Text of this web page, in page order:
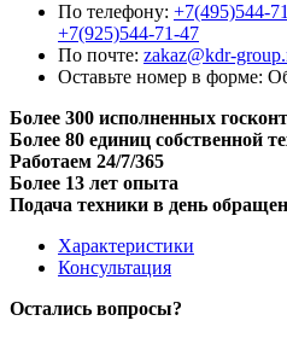
По телефону: +7(495)544-
+7(925)544-71-47
По почте: zakaz@kdr-
Оставьте номер в форме:
Более 300 исполненных
Более 80 единиц собственной
Работаем 24/7/365
Более 13 лет опыта
Подача техники в день
Характеристики
Консультация
Остались вопросы?